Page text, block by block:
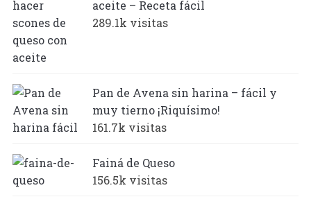
aceite – Receta fácil
289.1k visitas
Pan de Avena sin harina – fácil y
muy tierno ¡Riquísimo!
161.7k visitas
Fainá de Queso
156.5k visitas